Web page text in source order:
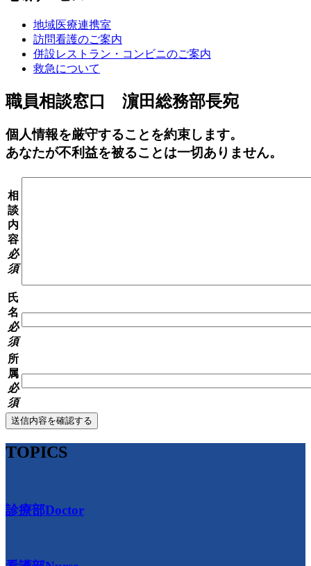
地域医療連携室
訪問看護のご案内
併設レストラン・コンビニのご案内
救急について
職員相談窓口 濵田総務部長宛
個人情報を厳守することを約束します。
あなたが不利益を被ることは一切ありません。
相
談
内
容
必
須
氏
名
必
須
所
属
必
須
TOPICS
診療部Doctor